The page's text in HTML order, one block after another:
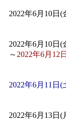
「
de
す
「
2022年6月10日(
2022年6月10日(
～ 2022年6月12
2022年6月11日(
2022年6月13日(